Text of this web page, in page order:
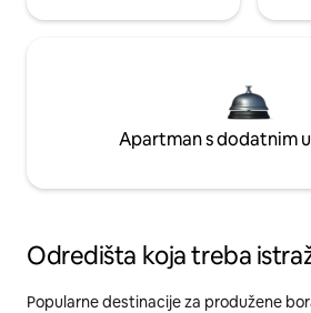
Apartman s dodatnim
Odredišta koja treba
Popularne destinacije za produžene